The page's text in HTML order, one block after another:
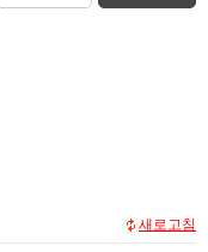
새로고침